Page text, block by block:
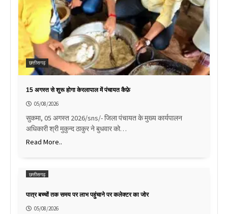
छत्तीसगढ़
15 अगस्त से शुरू होगा केरलापाल में पंचायत कैफ़े
05/08/2026
सुकमा, 05 अगस्त 2026/sns/- जिला पंचायत के मुख्य कार्यपालन
अधिकारी श्री मुकुन्द ठाकुर ने बुधवार को…
Read More..
छत्तीसगढ़
पात्र बच्चों तक समय पर लाभ पहुंचाने पर कलेक्टर का जोर
05/08/2026